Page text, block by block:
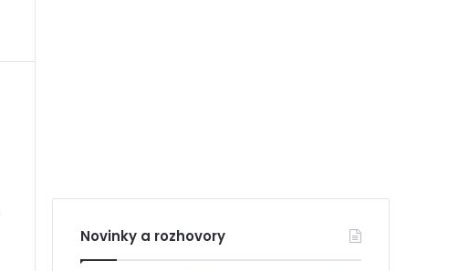
Novinky a rozhovory